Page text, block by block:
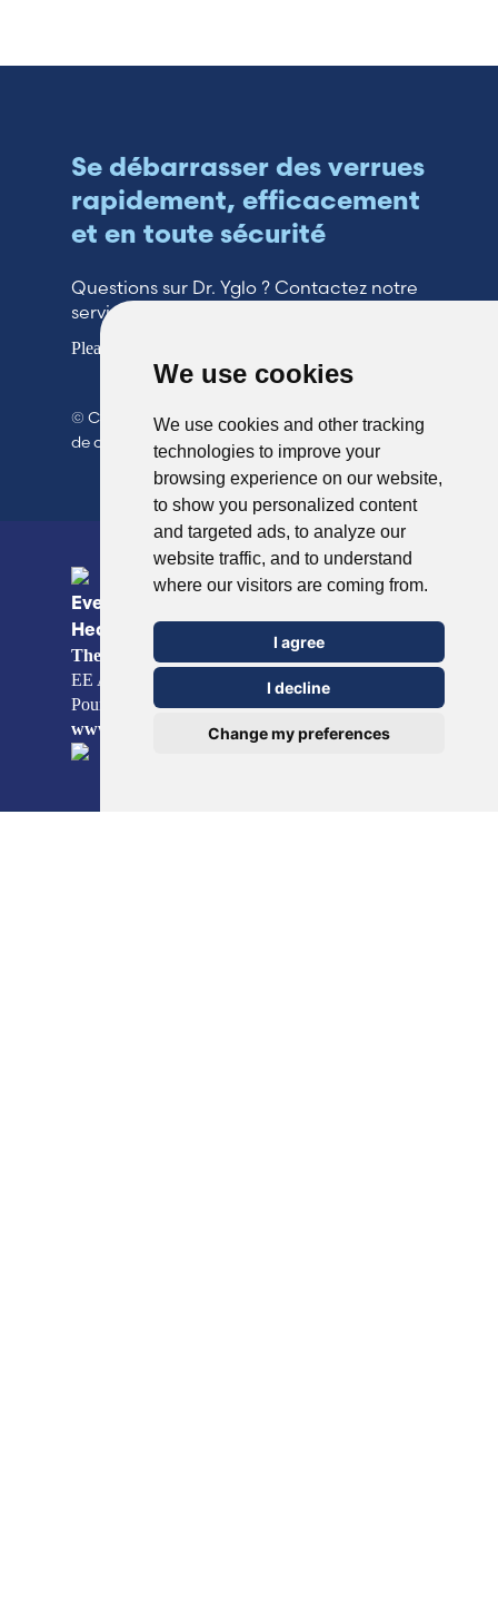
We use cookies
We use cookies and other tracking
technologies to improve your
browsing experience on our website,
to show you personalized content
and targeted ads, to analyze our
website traffic, and to understand
where our visitors are coming from.
I agree
I decline
Change my preferences
Se débarrasser des verrues
rapidement, efficacement
et en toute sécurité
Questions sur Dr. Yglo ? Contactez notre
service clientèle !
Please see our contact page for more information.
© Copyright 2026 TheOTCLab B.V.> Politique
de confidentialité
Everyday Smart
Healthcare Solutions
TheOTCLab B.V.
Fred. Roeskestraat 115, 1076
EE Amsterdam, The Netherlands
Pour plus d'informations, veuillez consulter
www.theotclab.com